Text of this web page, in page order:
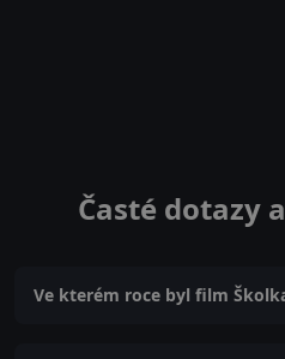
Časté dotazy
Ve kterém roce byl film